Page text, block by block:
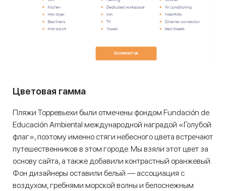
Цветовая гамма
Пляжи Торревьехи были отмечены фондом Fundación de
Educación Ambiental международной наградой «Голубой
флаг», поэтому именно стяги небесного цвета встречают
путешественников в этом городе. Мы взяли этот цвет за
основу сайта, а также добавили контрастный оранжевый.
Фон дизайнеры оставили белый — ассоциация с
воздухом, гребнями морской волны и белоснежным